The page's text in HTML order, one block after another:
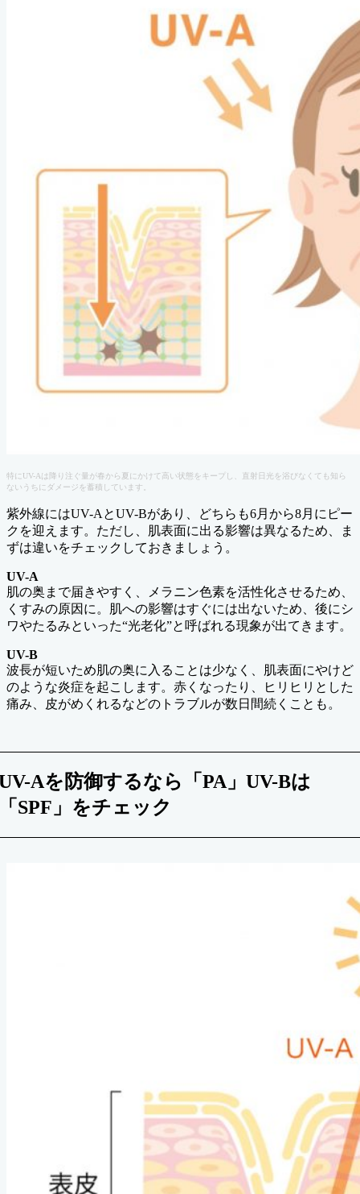
特にUV-Aは降り注ぐ量が春から夏にかけて高い状態をキープし、直射日光を浴びなくても知ら
ないうちにダメージを蓄積しています。
紫外線にはUV-AとUV-Bがあり、どちらも6月から8月にピー
クを迎えます。ただし、肌表面に出る影響は異なるため、ま
ずは違いをチェックしておきましょう。
UV-A
肌の奥まで届きやすく、メラニン色素を活性化させるため、
くすみの原因に。肌への影響はすぐには出ないため、後にシ
ワやたるみといった“光老化”と呼ばれる現象が出てきます。
UV-B
波長が短いため肌の奥に入ることは少なく、肌表面にやけど
のような炎症を起こします。赤くなったり、ヒリヒリとした
痛み、皮がめくれるなどのトラブルが数日間続くことも。
Aを防御するなら「PA」UV-Bは
SPF」をチェック